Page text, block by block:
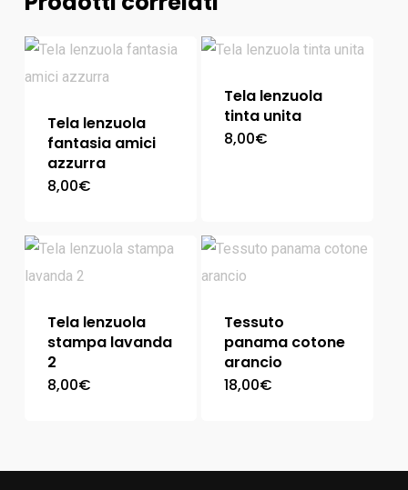
Tela lenzuola
fantasia amici
azzurra
8,00€
Tela lenzuola
tinta unita
8,00€
Tela lenzuola
stampa lavanda
2
8,00€
Tessuto
panama cotone
arancio
18,00€